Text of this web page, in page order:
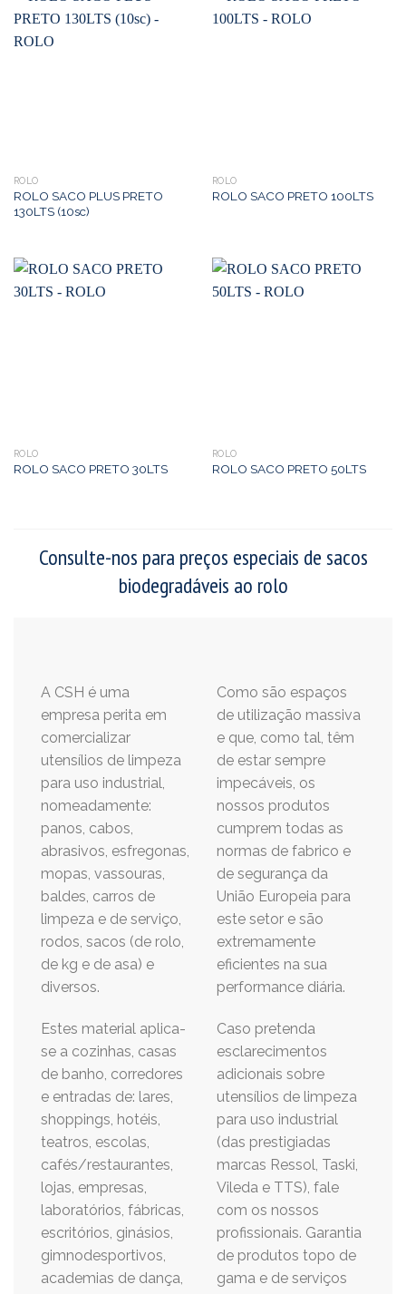
ROLO
ROLO SACO PLUS PRETO
130LTS (10sc)
ROLO
ROLO SACO PRETO 100LTS
ROLO
ROLO SACO PRETO 30LTS
ROLO
ROLO SACO PRETO 50LTS
Consulte-nos para preços especiais de sacos
biodegradáveis ao rolo
A CSH é uma
empresa perita em
comercializar
utensílios de limpeza
para uso industrial,
nomeadamente:
panos, cabos,
abrasivos, esfregonas,
mopas, vassouras,
baldes, carros de
limpeza e de serviço,
rodos, sacos (de rolo,
de kg e de asa) e
diversos.
Estes material aplica-
se a cozinhas, casas
de banho, corredores
e entradas de: lares,
shoppings, hotéis,
teatros, escolas,
cafés/restaurantes,
lojas, empresas,
laboratórios, fábricas,
escritórios, ginásios,
gimnodesportivos,
academias de dança,
Como são espaços
de utilização massiva
e que, como tal, têm
de estar sempre
impecáveis, os
nossos produtos
cumprem todas as
normas de fabrico e
de segurança da
União Europeia para
este setor e são
extremamente
eficientes na sua
performance diária.
Caso pretenda
esclarecimentos
adicionais sobre
utensílios de limpeza
para uso industrial
(das prestigiadas
marcas Ressol, Taski,
Vileda e TTS), fale
com os nossos
profissionais. Garantia
de produtos topo de
gama e de serviços